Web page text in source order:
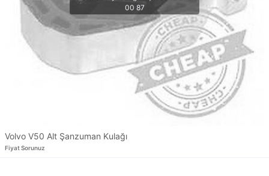
Volvo V50 Alt Şanzuman Kulağı
Fiyat Sorunuz